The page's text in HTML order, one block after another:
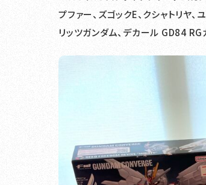
プファー、ズゴックE、クシャトリヤ
リッツガンダム、デカール GD84